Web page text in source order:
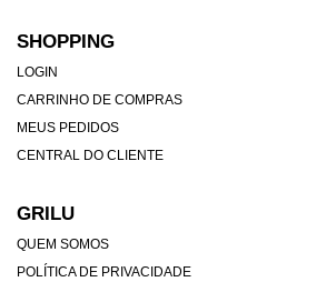
SHOPPING
LOGIN
CARRINHO DE COMPRAS
MEUS PEDIDOS
CENTRAL DO CLIENTE
GRILU
QUEM SOMOS
POLÍTICA DE PRIVACIDADE